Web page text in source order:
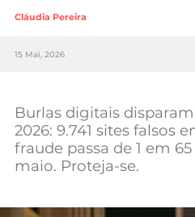
Sociedade
Tecnologia
Negócios
Mundial
Cláudia Pereira
15 Mai, 2026
Burlas digitais
2026: 9.741 sites falsos
fraude passa de 1 em
maio. Proteja-se.